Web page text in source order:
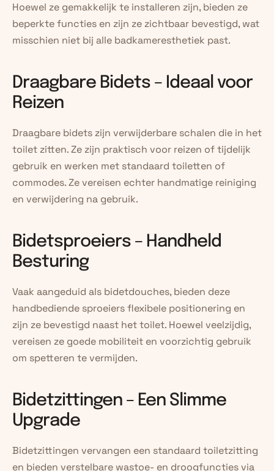
Hoewel ze gemakkelijk te installeren zijn, bieden ze
beperkte functies en zijn ze zichtbaar bevestigd, wat
misschien niet bij alle badkameresthetiek past.
Draagbare Bidets – Ideaal voor
Reizen
Draagbare bidets zijn verwijderbare schalen die in het
toilet zitten. Ze zijn praktisch voor reizen of tijdelijk
gebruik en werken met standaard toiletten of
commodes. Ze vereisen echter handmatige reiniging
en verwijdering na gebruik.
Bidetsproeiers – Handheld
Besturing
Vaak aangeduid als bidetdouches, bieden deze
handbediende sproeiers flexibele positionering en
zijn ze bevestigd naast het toilet. Hoewel veelzijdig,
vereisen ze goede mobiliteit en voorzichtig gebruik
om spetteren te vermijden.
Bidetzittingen – Een Slimme
Upgrade
Bidetzittingen vervangen een standaard toiletzitting
en bieden verstelbare wastoe- en droogfuncties via